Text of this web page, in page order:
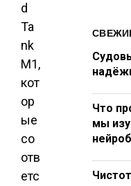
d
Ta
nk
M1,
кот
ор
ые
со
отв
етс
Что
мы